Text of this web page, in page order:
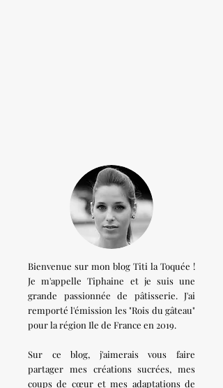
Bienvenue sur mon blog Titi la Toquée !
Je m'appelle Tiphaine et je suis une
grande passionnée de pâtisserie. J'ai
remporté l'émission les "Rois du gâteau"
pour la région Ile de France en 2019.
Sur ce blog, j'aimerais vous faire
partager mes créations sucrées, mes
coups de cœur et mes adaptations de